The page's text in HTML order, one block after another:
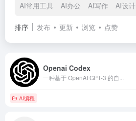
AI常用工具 AI办公 AI写作 AI设计
排序 发布 更新 浏览 点赞
Openai Codex
一种基于 OpenAI GPT-3 的自...
AI编程